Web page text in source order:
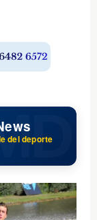
del deporte